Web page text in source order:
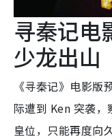
寻秦记电
少龙出山
《寻秦记》电影版
际遭到 Ken 突袭
皇位，只能再度向